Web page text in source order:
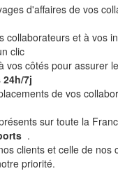
d'affaires de vos
collaborateurs et à vos
clic
vos côtés pour assurer
24h/7j
de vos
sur toute la
.
clients et celle de nos
priorité.